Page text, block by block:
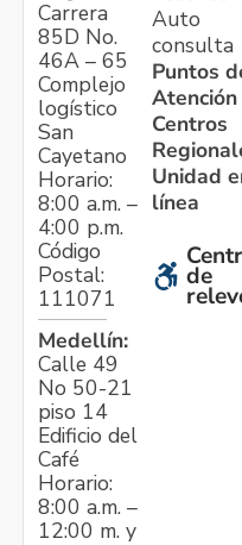
Carrera
85D No.
46A – 65
Complejo
logístico
San
Cayetano
Horario:
8:00 a.m. –
4:00 p.m.
Código
Postal:
111071
Medellín:
Calle 49
No 50-21
piso 14
Edificio del
Café
Horario:
8:00 a.m. –
12:00 m. y
Auto
consulta
Puntos
Atención
Centros
Unidad
línea
de